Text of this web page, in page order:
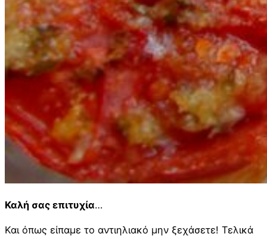
Καλή σας επιτυχία…
Και όπως είπαμε το αντιηλιακό μην ξεχάσετε! Τελικά